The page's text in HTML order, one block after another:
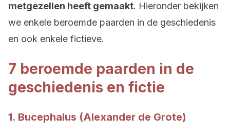
metgezellen heeft gemaakt. Hieronder bekijken
we enkele beroemde paarden in de geschiedenis
en ook enkele fictieve.
7 beroemde paarden in de
geschiedenis en fictie
1. Bucephalus (Alexander de Grote)